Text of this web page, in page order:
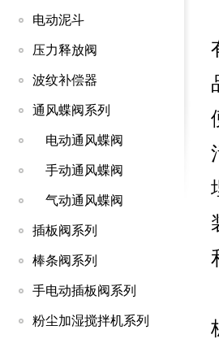
电动泥斗
压力释放阀
波纹补偿器
通风蝶阀系列
电动通风蝶阀
手动通风蝶阀
气动通风蝶阀
插板阀系列
棒条阀系列
手电动插板阀系列
粉尘加湿搅拌机系列